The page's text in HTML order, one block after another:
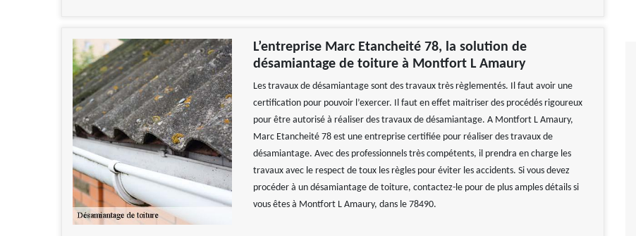
L’entreprise Marc Etancheité 78, la solution de
désamiantage de toiture à Montfort L Amaury
Les travaux de désamiantage sont des travaux très règlementés. Il faut avoir une
certification pour pouvoir l’exercer. Il faut en effet maitriser des procédés rigoureux
pour être autorisé à réaliser des travaux de désamiantage. A Montfort L Amaury,
Marc Etancheité 78 est une entreprise certifiée pour réaliser des travaux de
désamiantage. Avec des professionnels très compétents, il prendra en charge les
travaux avec le respect de toux les règles pour éviter les accidents. Si vous devez
procéder à un désamiantage de toiture, contactez-le pour de plus amples détails si
vous êtes à Montfort L Amaury, dans le 78490.